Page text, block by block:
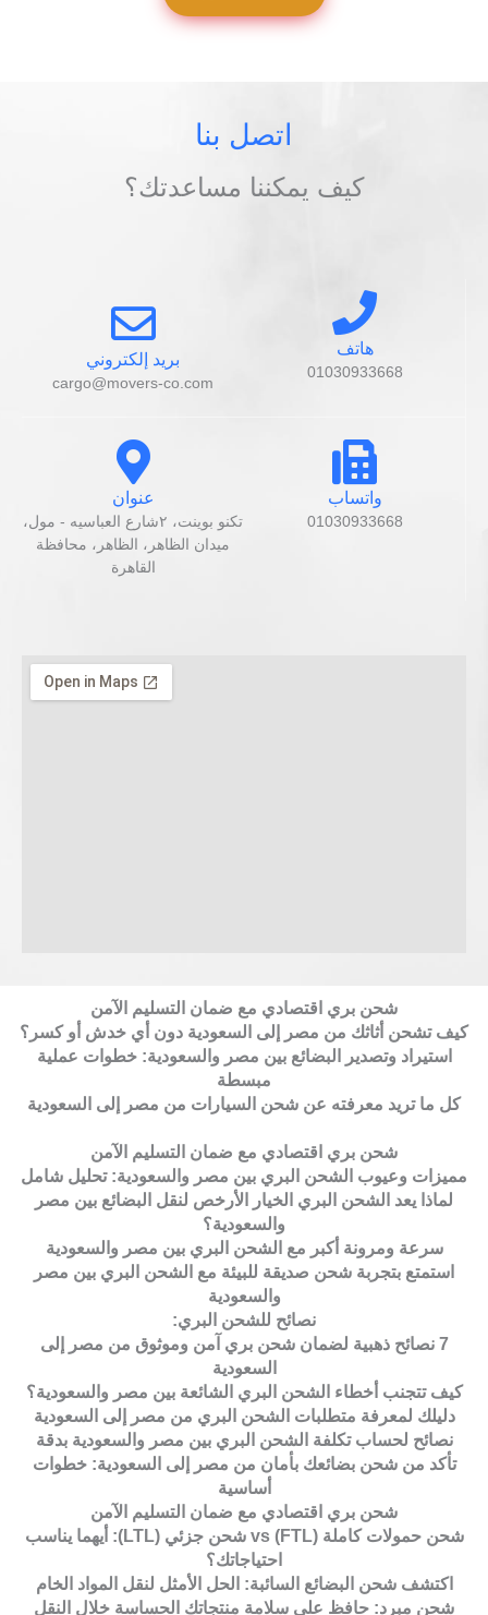
اتصل بنا
كيف يمكننا مساعدتك؟
هاتف
01030933668
بريد إلكتروني
cargo@movers-co.com
واتساب
01030933668
عنوان
تكنو بوينت، ٢شارع العباسيه - مول،
ميدان الظاهر، الظاهر، محافظة
القاهرة‬
شحن بري اقتصادي مع ضمان التسليم الآمن
كيف تشحن أثاثك من مصر إلى السعودية دون أي خدش أو كسر؟
استيراد وتصدير البضائع بين مصر والسعودية: خطوات عملية
مبسطة
كل ما تريد معرفته عن شحن السيارات من مصر إلى السعودية
شحن بري اقتصادي مع ضمان التسليم الآمن
مميزات وعيوب الشحن البري بين مصر والسعودية: تحليل شامل
لماذا يعد الشحن البري الخيار الأرخص لنقل البضائع بين مصر
والسعودية؟
سرعة ومرونة أكبر مع الشحن البري بين مصر والسعودية
استمتع بتجربة شحن صديقة للبيئة مع الشحن البري بين مصر
والسعودية
نصائح للشحن البري:
7 نصائح ذهبية لضمان شحن بري آمن وموثوق من مصر إلى
السعودية
كيف تتجنب أخطاء الشحن البري الشائعة بين مصر والسعودية؟
دليلك لمعرفة متطلبات الشحن البري من مصر إلى السعودية
نصائح لحساب تكلفة الشحن البري بين مصر والسعودية بدقة
تأكد من شحن بضائعك بأمان من مصر إلى السعودية: خطوات
أساسية
شحن بري اقتصادي مع ضمان التسليم الآمن
شحن حمولات كاملة (FTL) vs شحن جزئي (LTL): أيهما يناسب
احتياجاتك؟
اكتشف شحن البضائع السائبة: الحل الأمثل لنقل المواد الخام
شحن مبرد: حافظ على سلامة منتجاتك الحساسة خلال النقل